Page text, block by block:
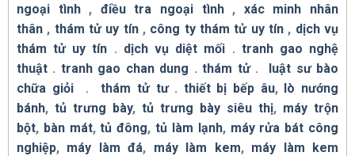
ngoại tình, điều tra ngoại tình, xác minh nhân
thân , thám tử uy tín, công ty thám tử uy tín , dịch vụ
thám tử uy tín . dịch vụ diệt mối . tranh gao nghệ
thuật . tranh gao chan dung .thám tử. luật sư bào
chữa giỏi.thám tử tư. thiết bị bếp âu, lò nướng
bánh, tủ trưng bày, tủ trưng bày siêu thị, máy trộn
bột, bàn mát,tủ đông,tủ làm lạnh, máy rửa bát công
nghiệp, máy làm đá, máy làm kem, máy làm kem